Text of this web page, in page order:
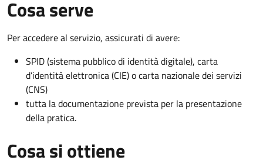
Cosa serve
Per accedere al servizio, assicurati di avere:
SPID (sistema pubblico di identità digitale), carta
d’identità elettronica (CIE) o carta nazionale dei servizi
(CNS)
tutta la documentazione prevista per la presentazione
della pratica.
Cosa si ottiene